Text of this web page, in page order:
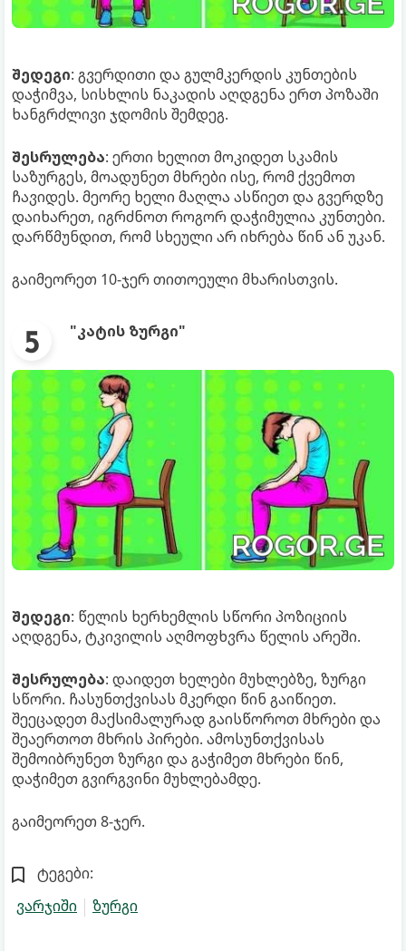
შედეგი: გვერდითი და გულმკერდის კუნთების
დაჭიმვა, სისხლის ნაკადის აღდგენა ერთ პოზაში
ხანგრძლივი ჯდომის შემდეგ.
შესრულება: ერთი ხელით მოკიდეთ სკამის
საზურგეს, მოადუნეთ მხრები ისე, რომ ქვემოთ
ჩავიდეს. მეორე ხელი მაღლა ასწიეთ და გვერდზე
დაიხარეთ, იგრძნოთ როგორ დაჭიმულია კუნთები.
დარწმუნდით, რომ სხეული არ იხრება წინ ან უკან.
გაიმეორეთ 10-ჯერ თითოეული მხარისთვის.
"კატის ზურგი"
შედეგი: წელის ხერხემლის სწორი პოზიციის
აღდგენა, ტკივილის აღმოფხვრა წელის არეში.
შესრულება: დაიდეთ ხელები მუხლებზე, ზურგი
სწორი. ჩასუნთქვისას მკერდი წინ გაიწიეთ.
შეეცადეთ მაქსიმალურად გაისწოროთ მხრები და
შეაერთოთ მხრის პირები. ამოსუნთქვისას
შემოიბრუნეთ ზურგი და გაჭიმეთ მხრები წინ,
დაჭიმეთ გვირგვინი მუხლებამდე.
გაიმეორეთ 8-ჯერ.
ტეგები:
ვარჯიში
ზურგი